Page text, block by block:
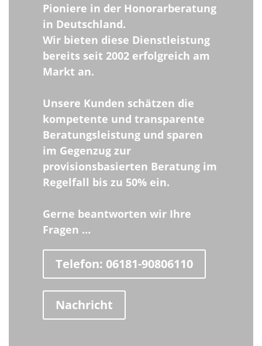
Pioniere in der Honorarberatung
in Deutschland.
Wir bieten diese Dienstleistung
bereits seit 2002 erfolgreich am
Markt an.
Unsere Kunden schätzen die
kompetente und transparente
Beratungsleistung und sparen
im Gegenzug zur
provisionsbasierten Beratung im
Regelfall bis zu 50% ein.
Gerne beantworten wir Ihre
Fragen …
Telefon: 06181-90806110
Nachricht